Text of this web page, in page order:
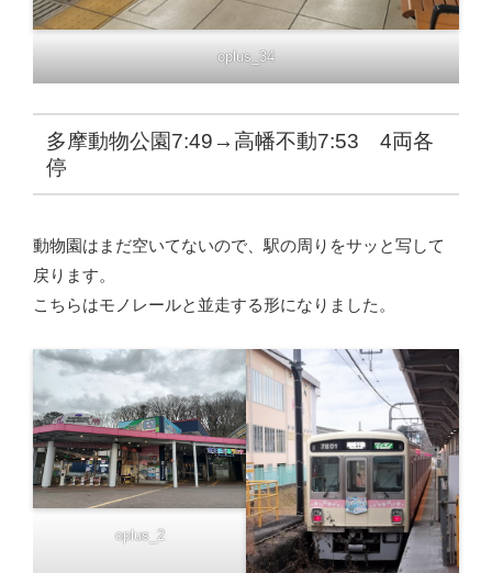
oplus_34
多摩動物公園7:49→高幡不動7:53 4両各
停
動物園はまだ空いてないので、駅の周りをサッと写して
戻ります。
こちらはモノレールと並走する形になりました。
oplus_2